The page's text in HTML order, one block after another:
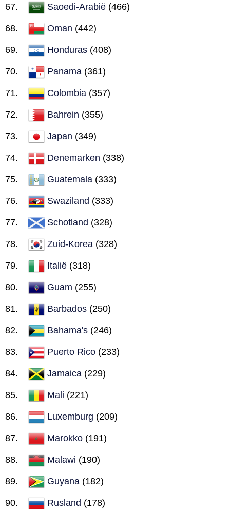
Saoedi-Arabië (466)
Oman (442)
Honduras (408)
Panama (361)
Colombia (357)
Bahrein (355)
Japan (349)
Denemarken (338)
Guatemala (333)
Swaziland (333)
Schotland (328)
Zuid-Korea (328)
Italië (318)
Guam (255)
Barbados (250)
Bahama's (246)
Puerto Rico (233)
Jamaica (229)
Mali (221)
Luxemburg (209)
Marokko (191)
Malawi (190)
Guyana (182)
Rusland (178)